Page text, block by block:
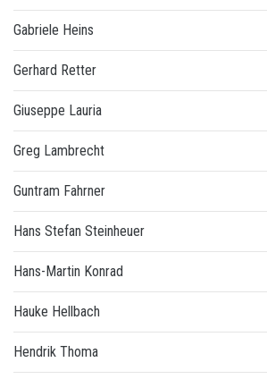
Gabriele Heins
Gerhard Retter
Giuseppe Lauria
Greg Lambrecht
Guntram Fahrner
Hans Stefan Steinheuer
Hans-Martin Konrad
Hauke Hellbach
Hendrik Thoma